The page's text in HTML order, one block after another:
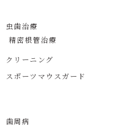
虫歯治療
精密根管治療
クリーニング
スポーツマウスガード
歯周病